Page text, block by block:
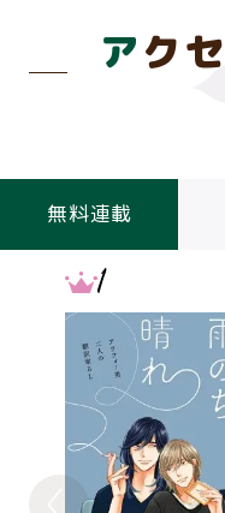
アクセスランキン
無料連載